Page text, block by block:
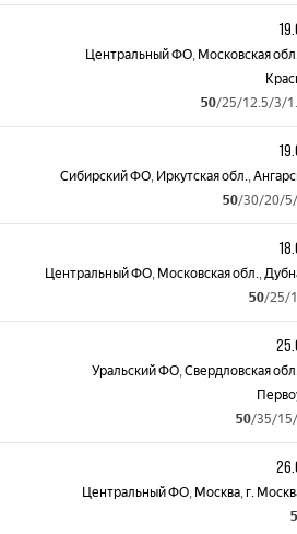
Центральный ФО, Московская
50/25/12.5/3/
Сибирский ФО, Иркутская обл.,
50/30/20/
Центральный ФО, Московская обл.,
50/25/
Уральский ФО,Свердловская
50/35/
Центральный ФО, Москва, г.